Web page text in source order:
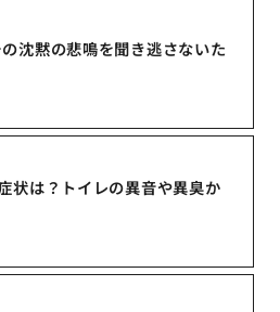
沈黙の悲鳴を聞き逃さないた
状は？トイレの異音や異臭か